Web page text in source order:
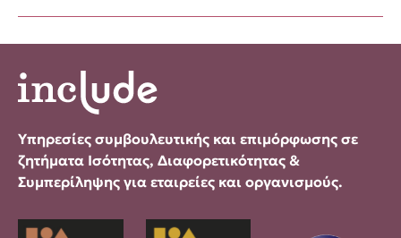
Υπηρεσίες συμβουλευτικής και επιμόρφωσης σε
ζητήματα Ισότητας, Διαφορετικότητας &
Συμπερίληψης για εταιρείες και οργανισμούς.